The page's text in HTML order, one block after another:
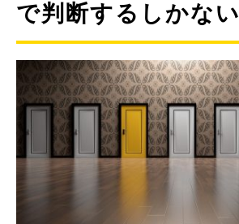
で判断するしかない